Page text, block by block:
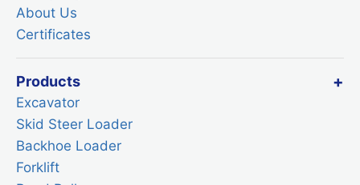
About Us
Certificates
Products
Excavator
Skid Steer Loader
Backhoe Loader
Forklift